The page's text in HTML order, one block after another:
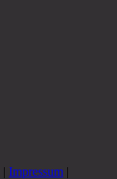
| Impressum |